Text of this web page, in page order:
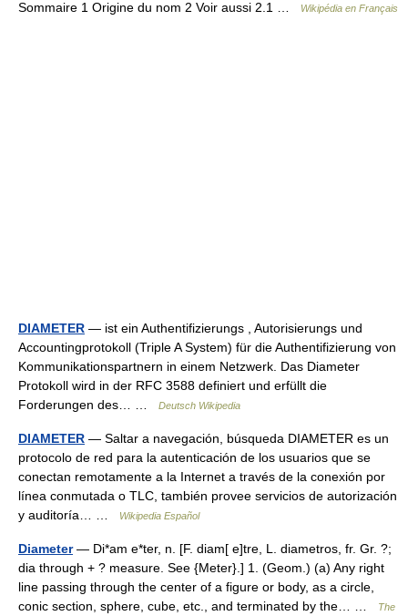
Sommaire 1 Origine du nom 2 Voir aussi 2.1 … Wikipédia en Français
DIAMETER — ist ein Authentifizierungs , Autorisierungs und
Accountingprotokoll (Triple A System) für die Authentifizierung von
Kommunikationspartnern in einem Netzwerk. Das Diameter
Protokoll wird in der RFC 3588 definiert und erfüllt die
Forderungen des… …
Deutsch Wikipedia
DIAMETER — Saltar a navegación, búsqueda DIAMETER es un
protocolo de red para la autenticación de los usuarios que se
conectan remotamente a la Internet a través de la conexión por
línea conmutada o TLC, también provee servicios de autorización
y auditoría… …
Wikipedia Español
Diameter— Di*am e*ter, n. [F. diam[ e]tre, L. diametros, fr. Gr. ?;
dia through + ? measure. See {Meter}.] 1. (Geom.) (a) Any right
line passing through the center of a figure or body, as a circle,
conic section, sphere, cube, etc., and terminated by the… …
The